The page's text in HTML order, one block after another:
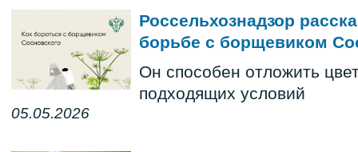
Россельхознадзор
борьбе с борщевиком
Он способен отложить
подходящих условий
05.05.2026